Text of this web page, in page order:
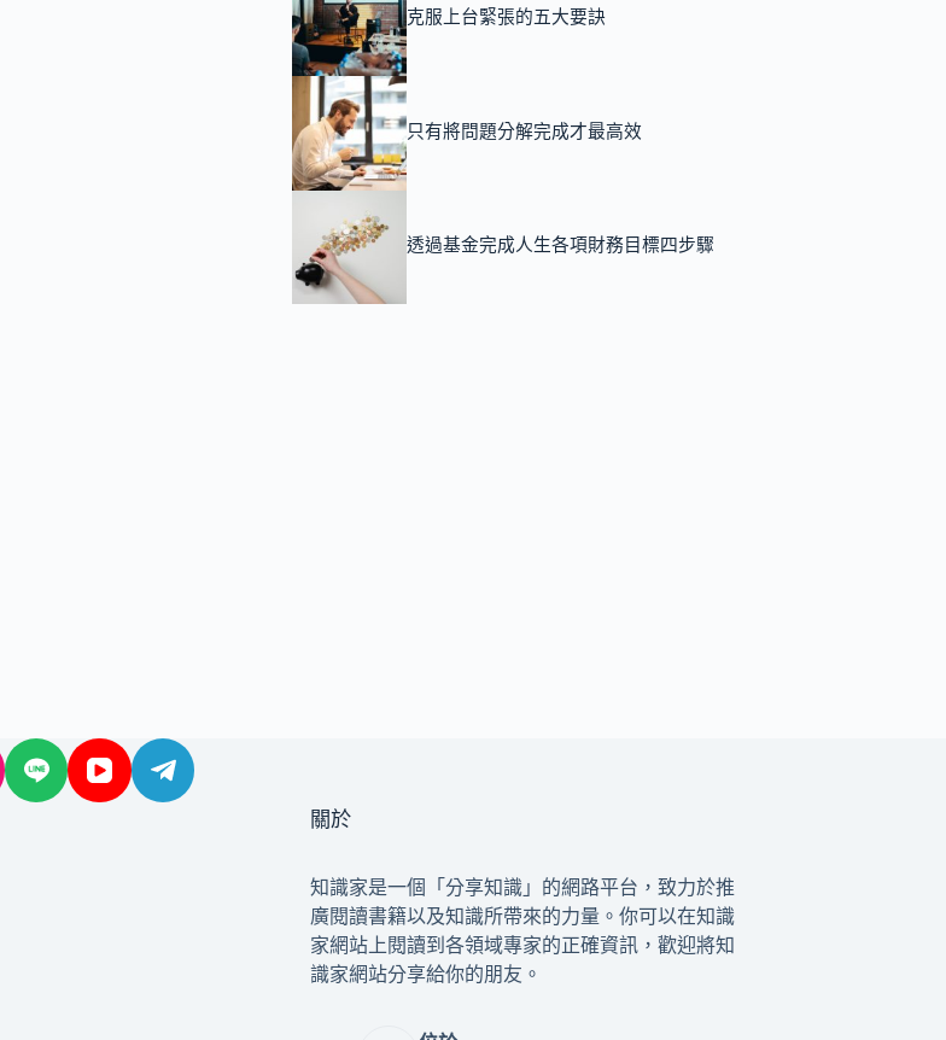
克服上台緊張的五大要訣
只有將問題分解完成才最高效
透過基金完成人生各項財務目標四步驟
關於
知識家是一個「分享知識」的網路平台，致力於推
廣閱讀書籍以及知識所帶來的力量。你可以在知識
家網站上閱讀到各領域專家的正確資訊，歡迎將知
識家網站分享給你的朋友。